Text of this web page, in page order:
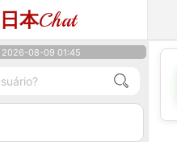
日本Chat
2026-08-09 01:45